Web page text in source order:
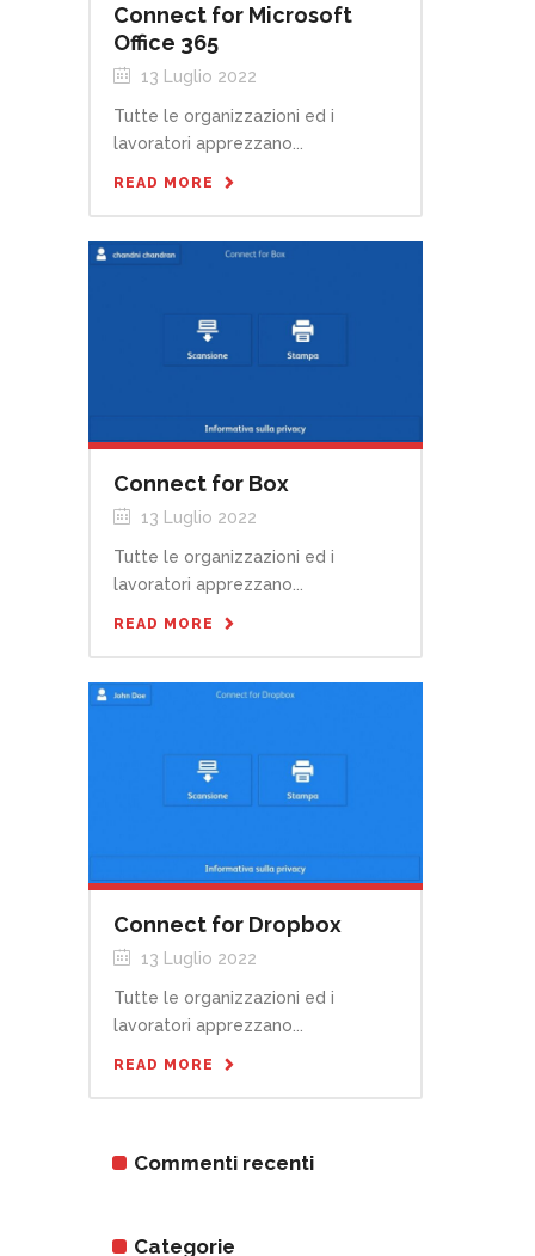
Connect for Microsoft
Office 365
13 Luglio 2022
Tutte le organizzazioni ed i
lavoratori apprezzano...
READ MORE
Connect for Box
13 Luglio 2022
Tutte le organizzazioni ed i
lavoratori apprezzano...
READ MORE
Connect for Dropbox
13 Luglio 2022
Tutte le organizzazioni ed i
lavoratori apprezzano...
READ MORE
Commenti recenti
Categorie